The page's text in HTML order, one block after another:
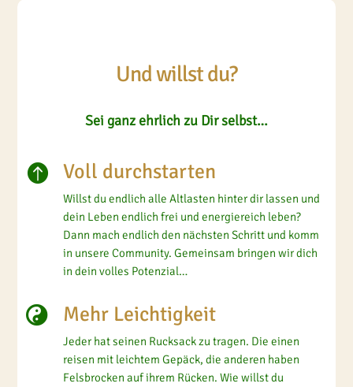
Und willst du?
Sei ganz ehrlich zu Dir selbst…
 Voll durchstarten
Willst du endlich alle Altlasten hinter dir lassen und
dein Leben endlich frei und energiereich leben?
Dann mach endlich den nächsten Schritt und komm
in unsere Community. Gemeinsam bringen wir dich
in dein volles Potenzial…
 Mehr Leichtigkeit
Jeder hat seinen Rucksack zu tragen. Die einen
reisen mit leichtem Gepäck, die anderen haben
Felsbrocken auf ihrem Rücken. Wie willst du